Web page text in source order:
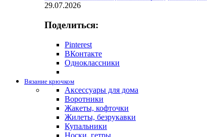
29.07.2026
Поделиться:
Pinterest
ВКонтакте
Одноклассники
Вязание крючком
Аксессуары для дома
Воротники
Жакеты, кофточки
Жилеты, безрукавки
Купальники
Носки, гетры